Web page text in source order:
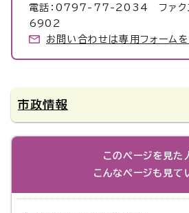
電話：0797-77-2034 ファ
6902
お問い合わせは専用フォームを
市政情報
このページを見た
こんなページも見て